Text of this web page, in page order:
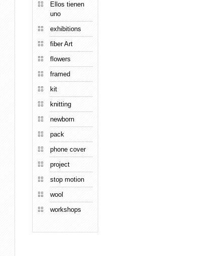
Ellos tienen
uno
exhibitions
fiber Art
flowers
framed
kit
knitting
newborn
pack
phone cover
project
stop motion
wool
workshops